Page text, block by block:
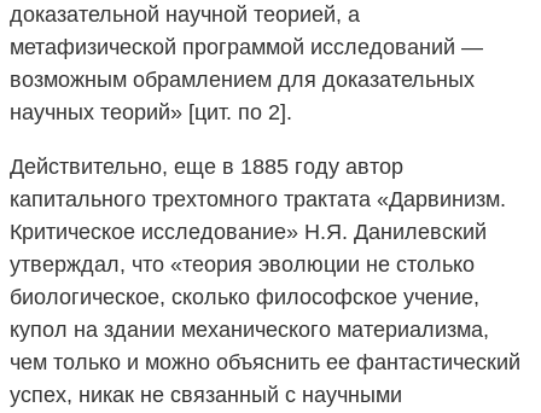
доказательной научной теорией, а
метафизической программой исследований —
возможным обрамлением для доказательных
научных теорий» [цит. по 2].
Действительно, еще в 1885 году автор
капитального трехтомного трактата «Дарвинизм.
Критическое исследование» Н.Я. Данилевский
утверждал, что «теория эволюции не столько
биологическое, сколько философское учение,
купол на здании механического материализма,
чем только и можно объяснить ее фантастический
успех, никак не связанный с научными